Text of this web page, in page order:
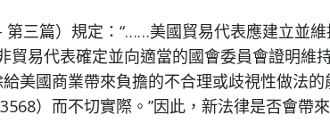
第三篇）規定：“……美國貿易代表應建立並
貿易代表確定並向適當的國會委員會證明維
美國商業帶來負擔的不合理或歧視性做法的
）而不切實際。”因此，新法律是否會帶來